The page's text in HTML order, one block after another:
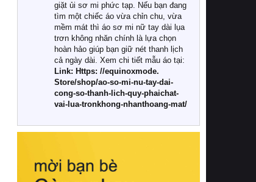
1. Tại sao các gia đình hiện đại lại ưa
chuộng chăn ga gối đệm cao cấp?
Khác với các dòng sản phẩm thông
thường, những bộ chăn ga gối đệm
cao cấp trải qua quy trình sản xuất
nghiêm ngặt từ khâu chọn lọc nguyên
liệu tự nhiên đến công nghệ dệt
nhuộm hiện đại không chứa hóa chất
này, bạn sẽ cảm nhận rõ rệt sự khác
hồi chuẩn xác của phần đệm nâng đỡ
cột sống.
giặt ủi sơ mi phức tạp. Nếu bạn đang
tìm một chiếc áo vừa chỉn chu, vừa
mềm mát thì áo sơ mi nữ tay dài lụa
trơn không nhăn chính là lựa chọn
hoàn hảo giúp bạn giữ nét thanh lịch
cả ngày dài. Xem chi tiết mẫu áo tại:
Link: Https: //equinoxmode.
Store/shop/ao-so-mi-nu-tay-dai-
cong-so-thanh-lich-quy-phaichat-
vai-lua-tronkhong-nhanthoang-mat/